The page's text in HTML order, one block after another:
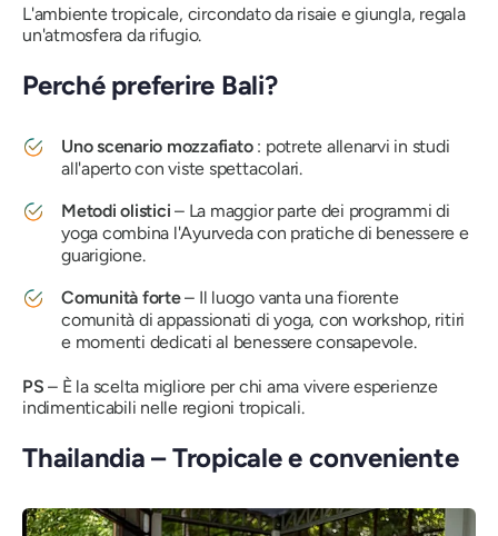
L'ambiente tropicale, circondato da risaie e giungla, regala
un'atmosfera da rifugio.
Perché preferire Bali?
Uno scenario mozzafiato: potrete allenarvi in ​​studi
all'aperto con viste spettacolari.
Metodi olistici – La maggior parte dei programmi di
yoga combina l'Ayurveda con pratiche di benessere e
guarigione.
Comunità forte– Il luogo vanta una fiorente
comunità di appassionati di yoga, con workshop, ritiri
e momenti dedicati al benessere consapevole.
PS– È la scelta migliore per chi ama vivere esperienze
indimenticabili nelle regioni tropicali.
Thailandia – Tropicale e conveniente